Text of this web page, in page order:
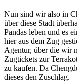
Nun sind wir also in
über diese Stadt
Pandas leben und es
hier aus dem Zug
Agentur, über die wir
Zugtickets zur
zu kaufen. Da
dieses den Zuschlag.